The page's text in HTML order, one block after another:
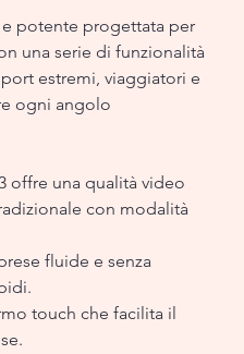
potente progettata per
una serie di funzionalità
estremi, viaggiatori e
ogni angolo
offre una qualità video
con modalità
fluide e senza
touch che facilita il